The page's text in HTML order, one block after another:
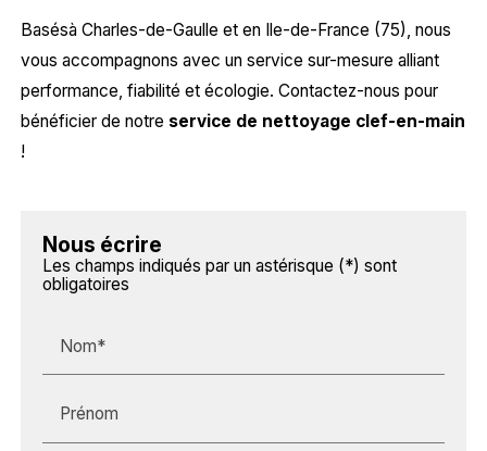
Basésà Charles-de-Gaulle et en Ile-de-France (75), nous
vous accompagnons avec un service sur-mesure alliant
performance, fiabilité et écologie. Contactez-nous pour
bénéficier de notre service de nettoyage clef-en-main
!
Nous écrire
Les champs indiqués par un astérisque (*) sont
obligatoires
Nom*
Prénom